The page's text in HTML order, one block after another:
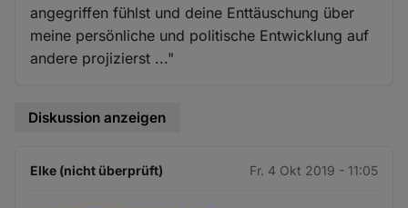
angegriffen fühlst und deine Enttäuschung über
meine persönliche und politische Entwicklung auf
andere projizierst ..."
Diskussion anzeigen
Elke (nicht überprüft) Fr. 4 Okt 2019 - 11:05